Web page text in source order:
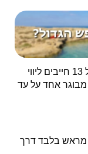
מתאים לילדים מגיל 10, כאשר ילדים עד גיל 13 חייבים ליווי
ליווי של מבוגר אחד על עד
מראש בלבד דרך